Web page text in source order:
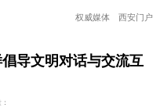
权威媒体 西安门户
导文明对话与交流互